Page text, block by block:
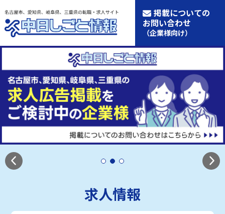
掲載についての
お問い合わせ
（企業様向け）
求人情報